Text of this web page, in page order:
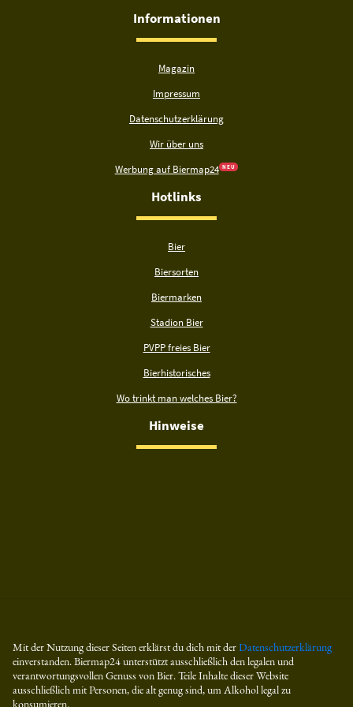
Informationen
Magazin
Impressum
Datenschutzerklärung
Wir über uns
Werbung auf Biermap24 N E U
Hotlinks
Bier
Biersorten
Biermarken
Stadion Bier
PVPP freies Bier
Bierhistorisches
Wo trinkt man welches Bier?
Hinweise
Mit der Nutzung dieser Seiten erklärst du dich mit derDatenschutzerklärung
einverstanden. Biermap24 unterstützt ausschließlich den legalen und
verantwortungsvollen Genuss von Bier. Teile Inhalte dieser Website
ausschließlich mit Personen, die alt genug sind, um Alkohol legal zu
konsumieren.